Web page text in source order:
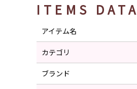
ITEMS DATA
アイテム名
カテゴリ
ブランド